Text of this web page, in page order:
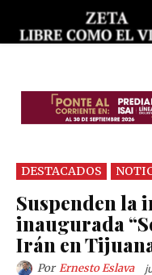
DESTACADOS
Suspenden la
inaugurada
Irán en
Por Ernesto Eslava